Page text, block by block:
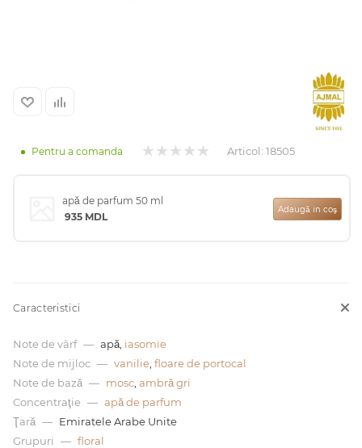
vândute
Pentru a comanda Articol: 18505
apă de parfum 50 ml
935 MDL
Adaugă in coş
Caracteristici
Note de vârf — apă, iasomie
Note de mijloc — vanilie floare de portocal
Note de bază — mosc ambră gri
Concentraţie — apă de parfum
Ţară — Emiratele Arabe Unite
Grupuri
— floral